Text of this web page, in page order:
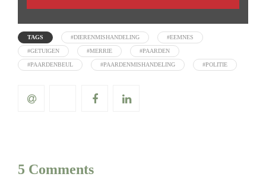
TAGS #DIERENMISHANDELING #EEMNES
#GETUIGEN #MERRIE #PAARDEN
#PAARDENBEUL #PAARDENMISHANDELING #POLITIE
5 Comments